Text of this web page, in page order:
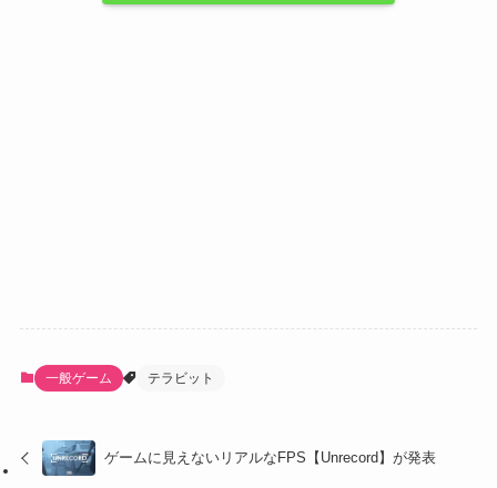
一般ゲーム テラビット
ゲームに見えないリアルなFPS【Unrecord】が発表